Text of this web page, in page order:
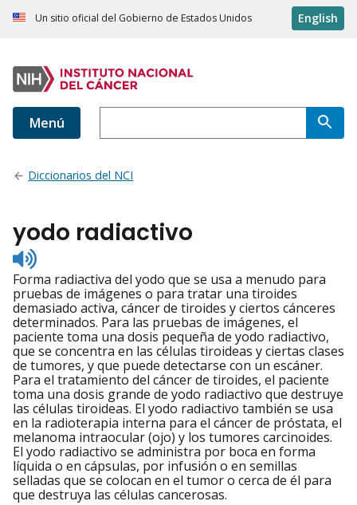
Un sitio oficial del Gobierno de Estados Unidos English
Menú
Diccionarios del NCI
yodo radiactivo
Listen
to
pronunciation
Forma radiactiva del yodo que se usa a menudo para
pruebas de imágenes o para tratar una tiroides
demasiado activa, cáncer de tiroides y ciertos cánceres
determinados. Para las pruebas de imágenes, el
paciente toma una dosis pequeña de yodo radiactivo,
que se concentra en las células tiroideas y ciertas clases
de tumores, y que puede detectarse con un escáner.
Para el tratamiento del cáncer de tiroides, el paciente
toma una dosis grande de yodo radiactivo que destruye
las células tiroideas. El yodo radiactivo también se usa
en la radioterapia interna para el cáncer de próstata, el
melanoma intraocular (ojo) y los tumores carcinoides.
El yodo radiactivo se administra por boca en forma
líquida o en cápsulas, por infusión o en semillas
selladas que se colocan en el tumor o cerca de él para
que destruya las células cancerosas.